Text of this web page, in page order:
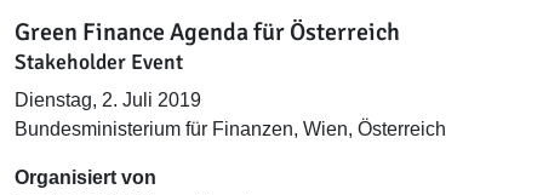
Green Finance Agenda für Österreich
Stakeholder Event
Dienstag, 2. Juli 2019
Bundesministerium für Finanzen, Wien, Österreich
Organisiert von